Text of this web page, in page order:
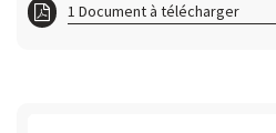
1 Document à télécharger